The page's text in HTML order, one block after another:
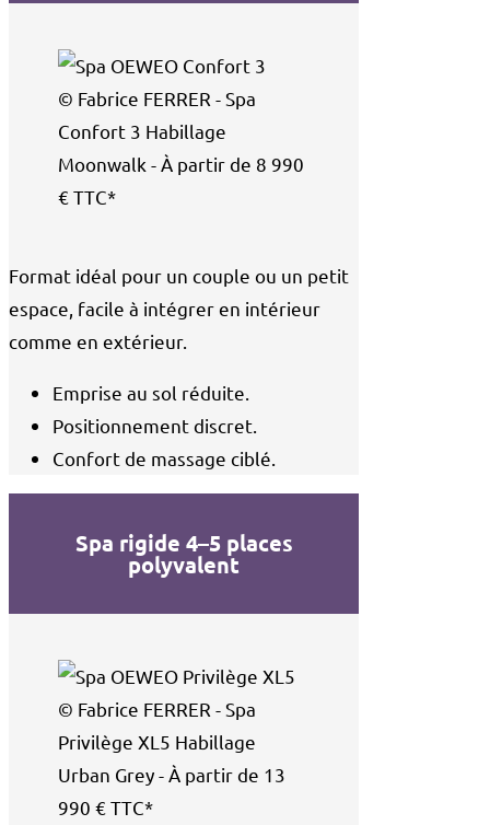
© Fabrice FERRER - Spa
Confort 3 Habillage
Moonwalk - À partir de 8 990
€ TTC*
Format idéal pour un couple ou un petit
espace, facile à intégrer en intérieur
comme en extérieur.
Emprise au sol réduite.
Positionnement discret.
Confort de massage ciblé.
Spa rigide 4–5 places
polyvalent
© Fabrice FERRER - Spa
Privilège XL5 Habillage
Urban Grey - À partir de 13
990 € TTC*